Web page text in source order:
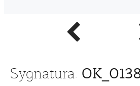
Poprzednie
zdjęcie
Sygnatura: